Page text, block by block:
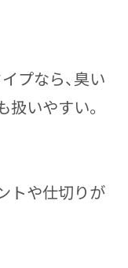
プなら、臭い
扱いやすい。
トや仕切りが